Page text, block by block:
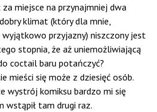
za miejsce na przynajmniej dwa
klimat (który dla mnie,
przyjazny) niszczony jest
stopnia, że aż uniemożliwiającą
coctail baru potańczyć?
mieści się może z dziesięć osób.
wystrój komiksu bardzo mi się
wstąpił tam drugi raz.